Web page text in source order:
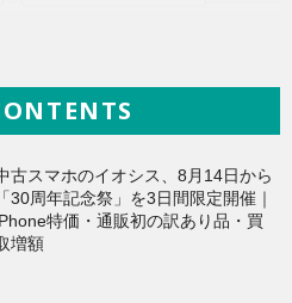
ジェット（134）
ークアウト （131）
123） Fitbit（121）
古スマホのイオシス、8月14日から
「30周年記念祭」を3日間限定開催｜
特価・通販初の訳あり品・買
増額